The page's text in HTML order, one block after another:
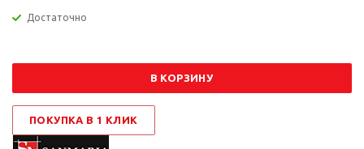
Достаточно
В КОРЗИНУ
ПОКУПКА В 1 КЛИК